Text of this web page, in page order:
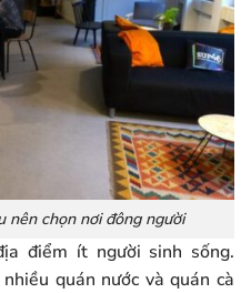
nên chọn nơi đông người
điểm ít người sinh sống.
quán nước và quán cà